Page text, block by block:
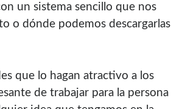
un sistema sencillo que nos
o dónde podemos descargarlas
que lo hagan atractivo a los
de trabajar para la persona